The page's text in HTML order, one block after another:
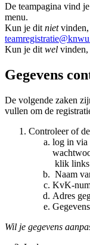
De teampagina vind
menu.
Kun je dit nietvinden,
Kun je dit wel vinden,
Gegevens
De volgende zaken
vullen om de
Controleer of
log in
klik links
Naam
KvK-
Adres
Wil je gegevens